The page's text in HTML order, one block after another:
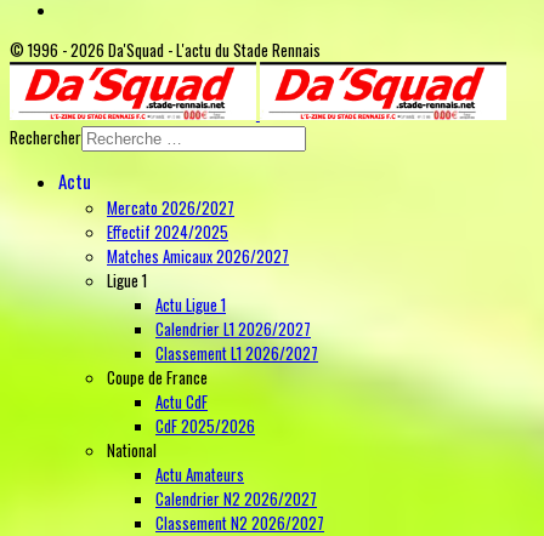
© 1996 - 2026 Da'Squad - L'actu du Stade Rennais
Rechercher
Actu
Mercato 2026/2027
Effectif 2024/2025
Matches Amicaux 2026/2027
Ligue 1
Actu Ligue 1
Calendrier L1 2026/2027
Classement L1 2026/2027
Coupe de France
Actu CdF
CdF 2025/2026
National
Actu Amateurs
Calendrier N2 2026/2027
Classement N2 2026/2027